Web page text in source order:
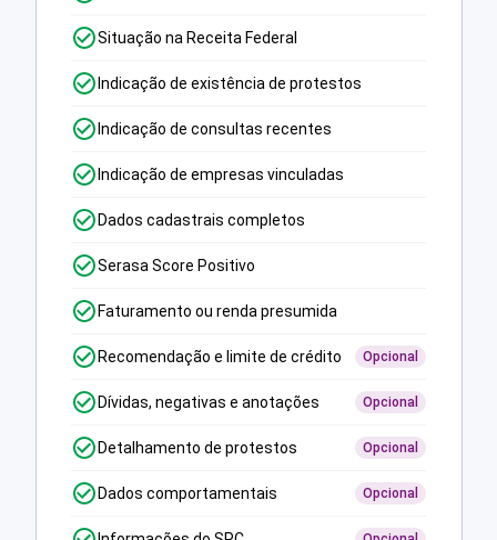
Situação na Receita Federal
Indicação de existência de protestos
Indicação de consultas recentes
Indicação de empresas vinculadas
Dados cadastrais completos
Serasa Score Positivo
Faturamento ou renda presumida
Recomendação e limite de crédito Opcional
Dívidas, negativas e anotações Opcional
Detalhamento de protestos Opcional
Dados comportamentais Opcional